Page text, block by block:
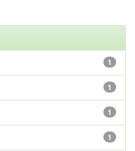
1
1
1
1